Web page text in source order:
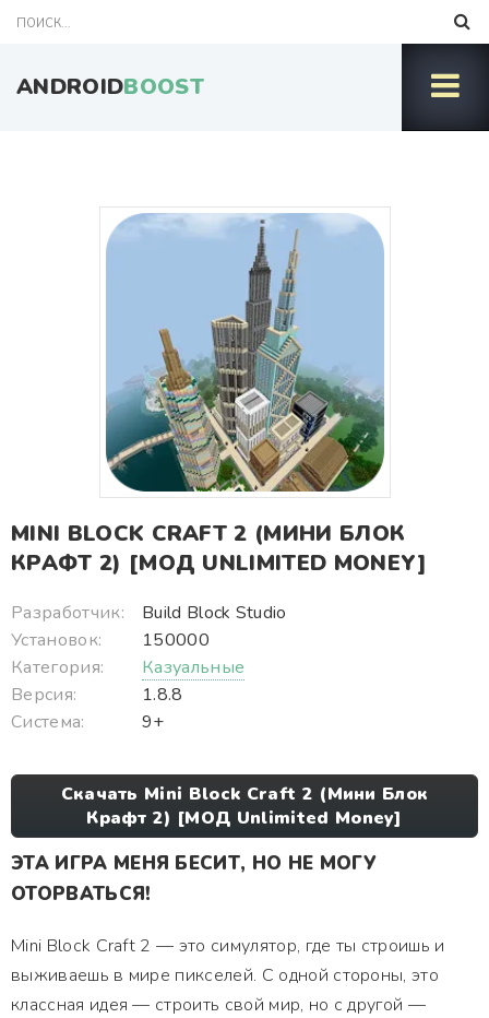
ANDROIDBOOST
MINI BLOCK CRAFT 2 (МИНИ БЛОК
КРАФТ 2) [МОД UNLIMITED MONEY]
Разработчик:
Build Block Studio
Установок:
150000
Категория:
Казуальные
Версия:
1.8.8
Система:
9+
Скачать Mini Block Craft 2 (Мини Блок
Крафт 2) [МОД Unlimited Money]
ЭТА ИГРА МЕНЯ БЕСИТ, НО НЕ МОГУ
ОТОРВАТЬСЯ!
Mini Block Craft 2 — это симулятор, где ты строишь и
выживаешь в мире пикселей. С одной стороны, это
классная идея — строить свой мир, но с другой —